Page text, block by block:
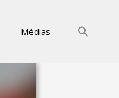
Médias